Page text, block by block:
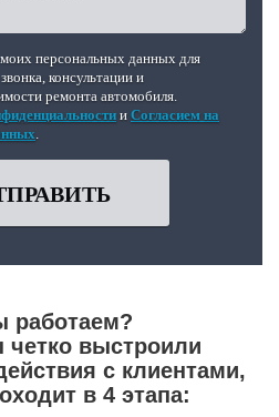
персональных данных для
консультации и
ремонта автомобиля.
и Согласием на
.
работаем?
четко выстроили
с клиентами,
в 4 этапа: